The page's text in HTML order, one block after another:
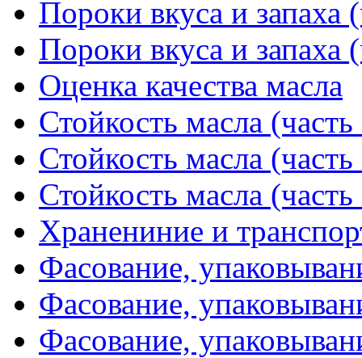
Пороки вкуса и запаха
Пороки вкуса и запаха
Оценка качества масла
Стойкость масла
Стойкость масла
Стойкость масла
Хранениние и
Фасование,
Фасование,
Фасование,